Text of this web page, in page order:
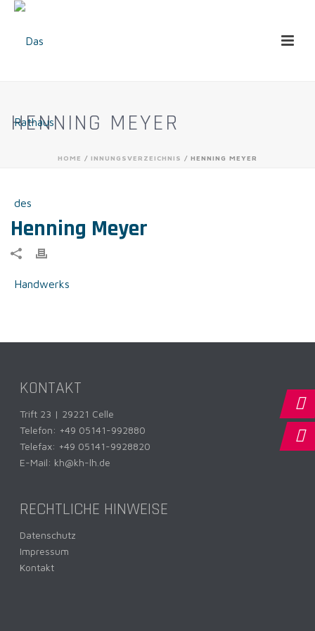
HENNING MEYER
HOME / INNUNGSVERZEICHNIS / HENNING MEYER
Henning Meyer
KONTAKT
Trift 23 | 29221 Celle
Telefon: +49 05141-992880
Telefax: +49 05141-9928820
E-Mail: kh@kh-lh.de
RECHTLICHE HINWEISE
Datenschutz
Impressum
Kontakt